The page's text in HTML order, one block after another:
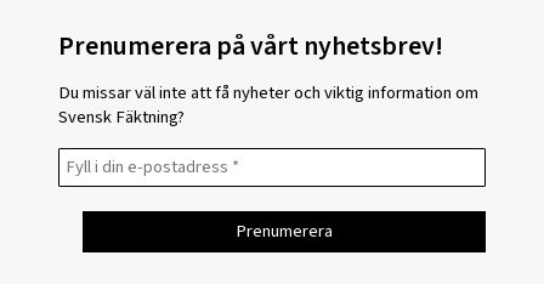
Prenumerera på vårt nyhetsbrev!
Du missar väl inte att få nyheter och viktig information om
Svensk Fäktning?